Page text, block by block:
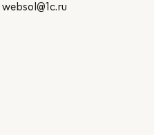
websol@1c.ru